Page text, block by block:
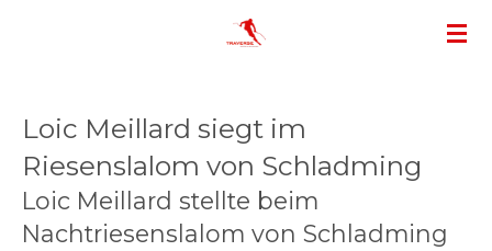
Loic Meillard siegt im
Riesenslalom von Schladming
Loic Meillard stellte beim
Nachtriesenslalom von Schladming